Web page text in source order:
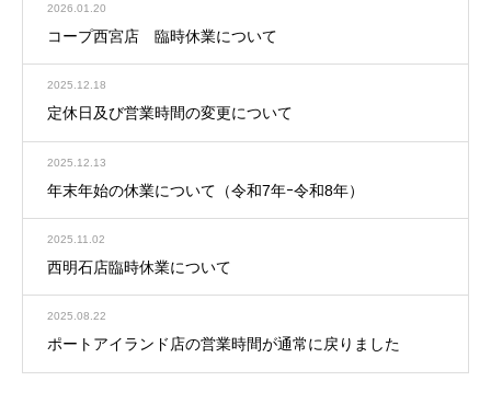
2026.01.20
コープ西宮店 臨時休業について
2025.12.18
定休日及び営業時間の変更について
2025.12.13
年末年始の休業について（令和7年ｰ令和8年）
2025.11.02
西明石店臨時休業について
2025.08.22
ポートアイランド店の営業時間が通常に戻りました